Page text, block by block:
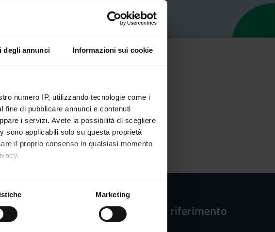
degli annunci Informazioni sui cookie
numero IP, utilizzando tecnologie come i
di pubblicare annunci e contenuti
i servizi. Avete la possibilità di scegliere
sono applicabili solo su questa proprietà
il proprio consenso in qualsiasi momento
di qualche metro,Marketing
Strutture di riferimento